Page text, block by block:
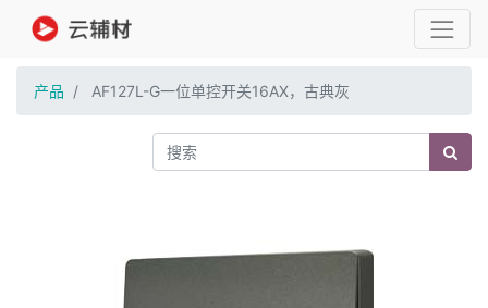
产品 AF127L-G一位单控开关16AX，古典灰